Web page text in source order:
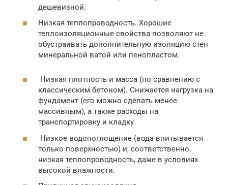
дешевизной.
Низкая теплопроводность. Хорошие
теплоизоляционные свойства позволяют не
обустраивать дополнительную изоляцию стен
минеральной ватой или пенопластом.
Низкая плотность и масса (по сравнению с
классическим бетоном). Снижается нагрузка на
фундамент (его можно сделать менее
массивным), а также расходы на
транспортировку и кладку.
Низкое водопоглощение (вода впитывается
только поверхностью) и, соответственно,
низкая теплопроводность, даже в условиях
высокой влажности.